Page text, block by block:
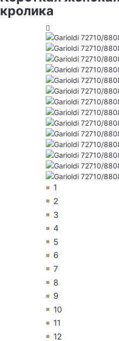
кролика
1
2
3
4
5
6
7
8
9
10
11
12